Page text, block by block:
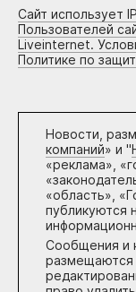
Сайт использует
Пользователей
Liveinternet.
Политике по
Новости,
компаний» и "
«реклама»,
«область»,
публикуются
Сообщения и
размещаются